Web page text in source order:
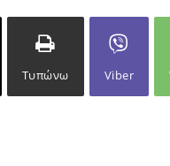
Τυπώνω Viber